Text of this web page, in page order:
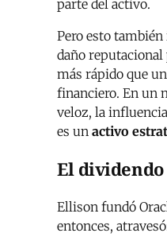
parte del activo.
Pero esto
daño
más rápido que
financiero. En un
veloz, la
es un activo
El
Ellison fundó
entonces,